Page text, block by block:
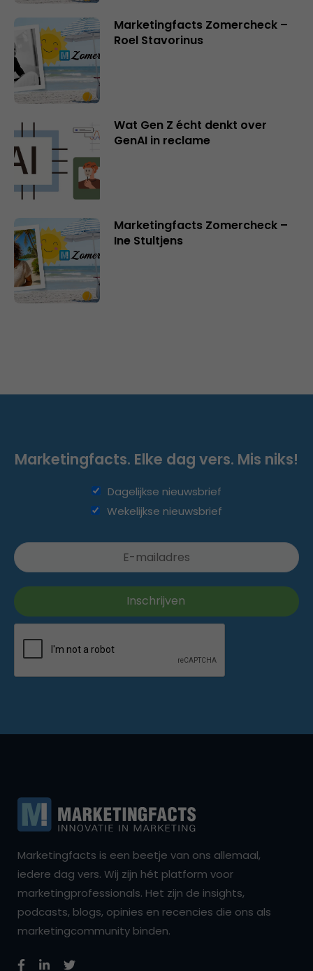
Marketingfacts Zomercheck –
Roel Stavorinus
Wat Gen Z écht denkt over
GenAI in reclame
Marketingfacts Zomercheck –
Ine Stultjens
Marketingfacts. Elke dag vers. Mis niks!
Dagelijkse nieuwsbrief
Wekelijkse nieuwsbrief
Marketingfacts is een beetje van ons allemaal,
iedere dag vers. Wij zijn hét platform voor
marketingprofessionals. Het zijn de insights,
podcasts, blogs, opinies en recencies die ons als
marketingcommunity binden.